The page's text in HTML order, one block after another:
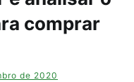
comprar
de 2020